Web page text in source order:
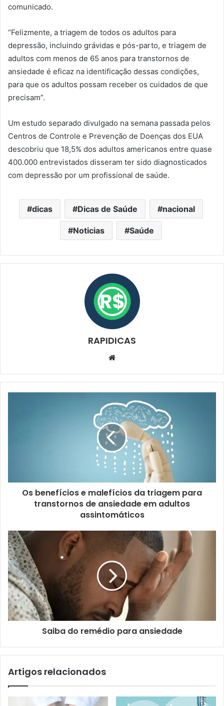
comunicado.
“Felizmente, a triagem de todos os adultos para
depressão, incluindo grávidas e pós-parto, e triagem de
adultos com menos de 65 anos para transtornos de
ansiedade é eficaz na identificação dessas condições,
para que os adultos possam receber os cuidados de que
precisam”.
Um estudo separado divulgado na semana passada pelos
Centros de Controle e Prevenção de Doenças dos EUA
descobriu que 18,5% dos adultos americanos entre quase
400.000 entrevistados disseram ter sido diagnosticados
com depressão por um profissional de saúde.
dicas Dicas de Saúde nacional
Noticias Saúde
RAPIDICAS
Website
Os benefícios e malefícios da triagem para
transtornos de ansiedade em adultos
assintomáticos
Saiba do remédio para ansiedade
Artigos relacionados